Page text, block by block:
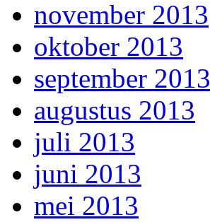
november 2013
oktober 2013
september 2013
augustus 2013
juli 2013
juni 2013
mei 2013